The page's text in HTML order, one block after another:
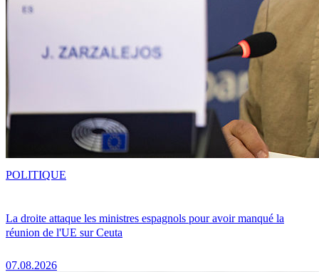
La droite attaque les ministres espagnols pour avoir manqué la
réunion de l'UE sur Ceuta
07.08.2026
POLITIQUE